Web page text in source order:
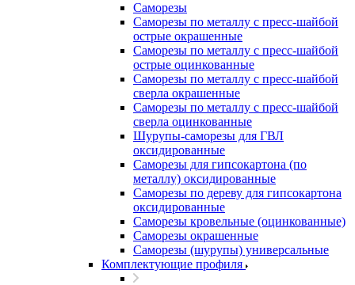
Саморезы
Саморезы по металлу с пресс-шайбой
острые окрашенные
Саморезы по металлу с пресс-шайбой
острые оцинкованные
Саморезы по металлу с пресс-шайбой
сверла окрашенные
Саморезы по металлу с пресс-шайбой
сверла оцинкованные
Шурупы-саморезы для ГВЛ
оксидированные
Саморезы для гипсокартона (по
металлу) оксидированные
Саморезы по дереву для гипсокартона
оксидированные
Саморезы кровельные (оцинкованные)
Саморезы окрашенные
Саморезы (шурупы) универсальные
Комплектующие профиля